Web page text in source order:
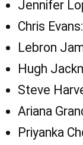
Jennifer
Chris
Lebron
Hugh
Steve
Ariana
Priyanka